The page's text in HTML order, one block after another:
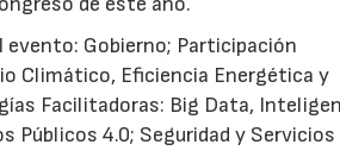
Gobierno; Participación
Climático, Eficiencia Energética y
Facilitadoras: Big Data,
Públicos 4.0; Seguridad y Servicios